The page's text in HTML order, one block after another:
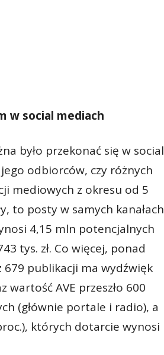
w social mediach
było przekonać się w social
odbiorców, czy różnych
mediowych z okresu od 5
to posty w samych kanałach
4,15 mln potencjalnych
tys. zł. Co więcej, ponad
679 publikacji ma wydźwięk
AVE przeszło 600
(głównie portale i radio), a
których dotarcie wynosi